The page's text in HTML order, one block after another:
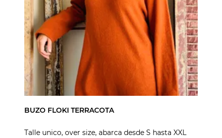
BUZO FLOKI TERRACOTA
Talle unico, over size, abarca desde S hasta XXL